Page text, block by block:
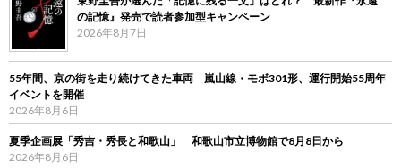
の記憶』発売で読者参加型キャンペーン
2026年8月7日
55年間、京の街を走り続けてきた車両 嵐山線・モボ301形、運行開始55周年
イベントを開催
2026年8月6日
夏季企画展「秀吉・秀長と和歌山」 和歌山市立博物館で8月8日から
2026年8月6日